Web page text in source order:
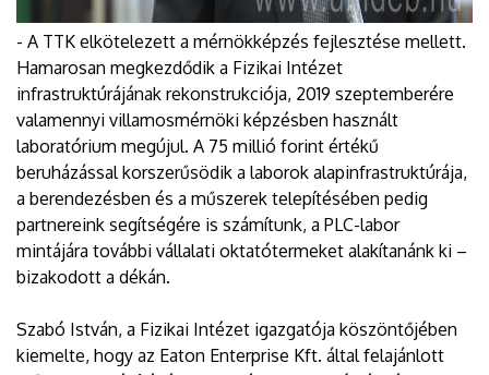
- A TTK elkötelezett a mérnökképzés fejlesztése mellett.
Hamarosan megkezdődik a Fizikai Intézet
infrastruktúrájának rekonstrukciója, 2019 szeptemberére
valamennyi villamosmérnöki képzésben használt
laboratórium megújul. A 75 millió forint értékű
beruházással korszerűsödik a laborok alapinfrastruktúrája,
a berendezésben és a műszerek telepítésében pedig
partnereink segítségére is számítunk, a PLC-labor
mintájára további vállalati oktatótermeket alakítanánk ki –
bizakodott a dékán.
Szabó István, a Fizikai Intézet igazgatója köszöntőjében
kiemelte, hogy az Eaton Enterprise Kft. által felajánlott